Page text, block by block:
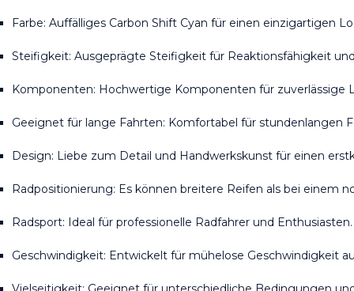
Farbe: Auffälliges Carbon Shift Cyan für einen einzigartigen
Steifigkeit: Ausgeprägte Steifigkeit für Reaktionsfähigkeit
Komponenten: Hochwertige Komponenten für zuverlässige
Geeignet für lange Fahrten: Komfortabel für stundenlangen
Design: Liebe zum Detail und Handwerkskunst für einen
Radpositionierung: Es können breitere Reifen als bei einem
Radsport: Ideal für professionelle Radfahrer und Enthusiasten.
Geschwindigkeit: Entwickelt für mühelose Geschwindigkeit